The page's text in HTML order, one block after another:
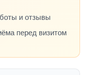
и отзывы
перед визитом